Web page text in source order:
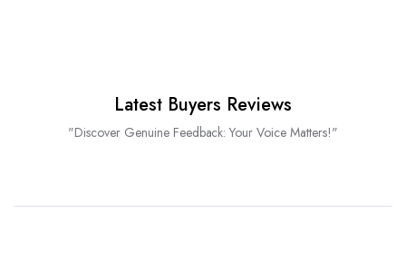
Latest Buyers Reviews
"Discover Genuine Feedback: Your Voice Matters!"